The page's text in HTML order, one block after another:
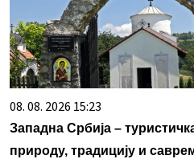
08. 08. 2026 15:23
Западна Србија – туристичка
природу, традицију и